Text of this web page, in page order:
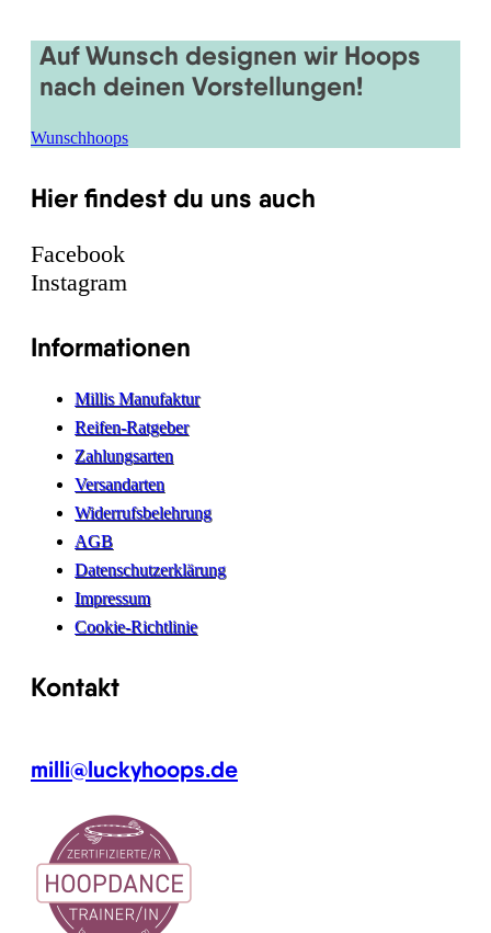
Auf Wunsch designen wir Hoops
nach deinen Vorstellungen!
Wunschhoops
Hier findest du uns auch
Facebook
Instagram
Informationen
Millis Manufaktur
Reifen-Ratgeber
Zahlungsarten
Versandarten
Widerrufsbelehrung
AGB
Datenschutzerklärung
Impressum
Cookie-Richtlinie
Kontakt
milli@luckyhoops.de